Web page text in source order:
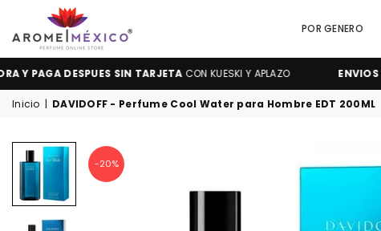
AROME
MÉXICO
POR GENERO
DESPUES SIN TARJETACON KUESKI Y APLAZO ENVIOS GRATIS
Inicio | DAVIDOFF - Perfume Cool Water para Hombre EDT 200ML
-20%